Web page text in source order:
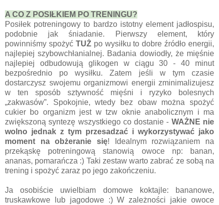
A CO Z POSIŁKIEM PO TRENINGU?
Posiłek potreningowy to bardzo istotny element jadłospisu,
podobnie jak śniadanie. Pierwszy element, który
powinniśmy spożyć TUŻpo wysiłku to dobre źródło energii,
najlepiej szybowchłanialnej. Badania dowiodły, że mięśnie
najlepiej odbudowują glikogen w ciągu 30 - 40 minut
bezpośrednio po wysiłku. Zatem jeśli w tym czasie
dostarczysz swojemu organizmowi energii zminimalizujesz
w ten sposób sztywność mięśni i ryzyko bolesnych
„zakwasów”. Spokojnie, wtedy bez obaw można spożyć
cukier bo organizm jest w tzw oknie anabolicznym i ma
zwiększoną syntezę wszystkiego co dostanie - WAŻNE nie
wolno jednak z tym przesadzać i wykorzystywać jako
moment na obżeranie się!
Idealnym rozwiązaniem na
przekąskę potreningową stanowią owoce np: banan,
ananas, pomarańcza :) Taki zestaw warto zabrać ze sobą na
trening i spożyć zaraz po jego zakończeniu.
Ja osobiście uwielbiam domowe koktajle: bananowe,
truskawkowe lub jagodowe :) W zależności jakie owoce